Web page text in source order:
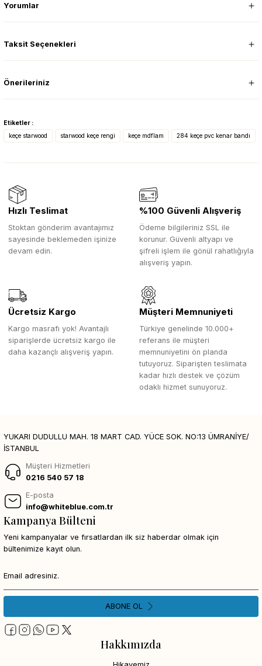
Yorumlar
Taksit Seçenekleri
Önerileriniz
Etiketler :
keçe starwood
starwood keçe rengi keçe mdflam 284 keçe pvc kenar bandı
Hızlı Teslimat
Stoktan gönderim avantajımız
sayesinde beklemeden işinize
devam edin.
%100 Güvenli Alışveriş
Ödeme bilgileriniz SSL ile
korunur. Güvenli altyapı ve
şifreli işlem ile gönül rahatlığıyla
alışveriş yapın.
Ücretsiz Kargo
Kargo masrafı yok! Avantajlı
siparişlerde ücretsiz kargo ile
daha kazançlı alışveriş yapın.
Müşteri Memnuniyeti
Türkiye genelinde 10.000+
referans ile müşteri
memnuniyetini ön planda
tutuyoruz. Siparişten teslimata
kadar hızlı destek ve çözüm
odaklı hizmet sunuyoruz.
YUKARI DUDULLU MAH. 18 MART CAD. YÜCE SOK. NO:13 ÜMRANİYE/
İSTANBUL
Müşteri Hizmetleri
0216 540 57 18
E-posta
info@whiteblue.com.tr
Hakkımızda
Kampanya Bülteni
Yeni kampanyalar ve fırsatlardan ilk siz haberdar olmak için
bültenimize kayıt olun.
ABONE OL